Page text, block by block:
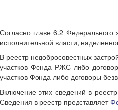
Согласно главе 6.2
исполнительной власти,
В реестр недобросовестных
участков Фонда РЖС либо
участков Фонда либо договоры
Включение этих сведений в
Сведения в реестр представляет